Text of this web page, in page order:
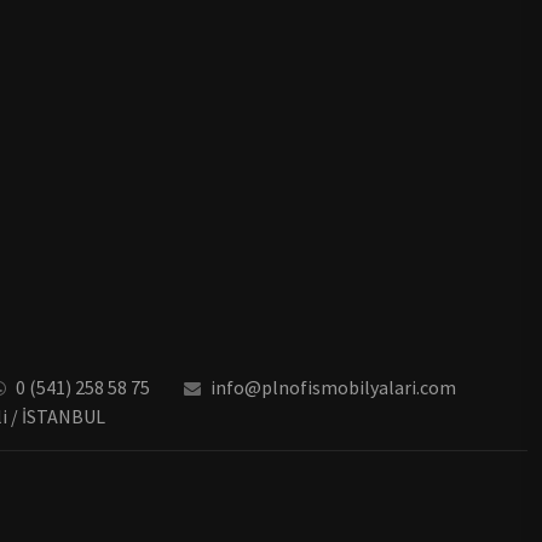
0 (541) 258 58 75
info@plnofismobilyalari.com
/ İSTANBUL